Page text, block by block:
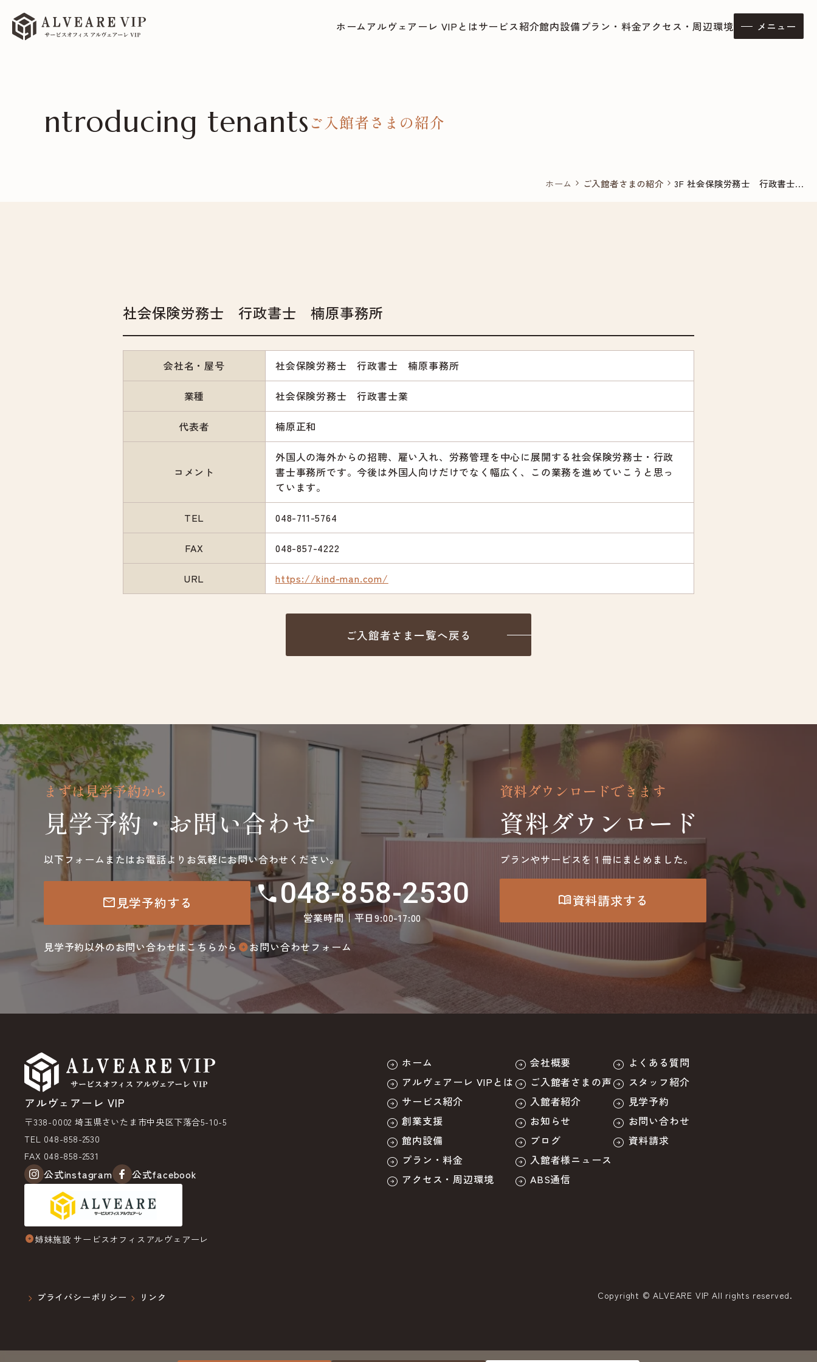
ホームアルヴェアーレ VIPとはサービス紹介館内設備プラン・料金アクセス・周辺環境 メニュー
ntroducing tenants ご入館者さまの紹介
ホーム chevron_right ご入館者さまの紹介 chevron_right 3F 社会保険労務士 行政書士...
社会保険労務士 行政書士 楠原事務所
会社名・屋号 社会保険労務士 行政書士 楠原事務所
業種 社会保険労務士 行政書士業
代表者 楠原正和
コメント
外国人の海外からの招聘、雇い入れ、労務管理を中心に展開する社会保険労務士・行政
書士事務所です。今後は外国人向けだけでなく幅広く、この業務を進めていこうと思っ
ています。
TEL 048-711-5764
FAX 048-857-4222
URL https://kind-man.com/
ご入館者さま一覧へ戻る
まずは見学予約から
見学予約・お問い合わせ
以下フォームまたはお電話よりお気軽にお問い合わせください。
mail見学予約する call048-858-2530
営業時間｜平日9:00-17:00
見学予約以外のお問い合わせはこちらからarrow_circle_rightお問い合わせフォーム
資料ダウンロードできます
資料ダウンロード
プランやサービスを１冊にまとめました。
menu_book資料請求する
アルヴェアーレ VIP
〒338-0002 埼玉県さいたま市中央区下落合5-10-5
TEL 048-858-2530
FAX 048-858-2531
公式instagram 公式facebook
arrow_circle_right姉妹施設 サービスオフィスアルヴェアーレ
ホーム
アルヴェアーレ VIPとは
サービス紹介
創業支援
館内設備
プラン・料金
アクセス・周辺環境
会社概要
ご入館者さまの声
入館者紹介
お知らせ
ブログ
入館者様ニュース
ABS通信
よくある質問
スタッフ紹介
見学予約
お問い合わせ
資料請求
プライバシーポリシー リンク Copyright © ALVEARE VIP All rights reserved.